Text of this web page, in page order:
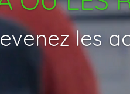
les